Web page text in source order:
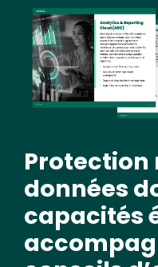
Image
Protection
données
capacités